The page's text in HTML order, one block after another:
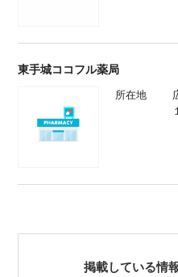
東手城ココフル薬局
所在地
掲載している情